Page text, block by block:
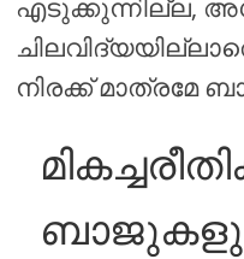
എടുക്കുന്നില്ല,
നിരക്ക് മാത്രമേ